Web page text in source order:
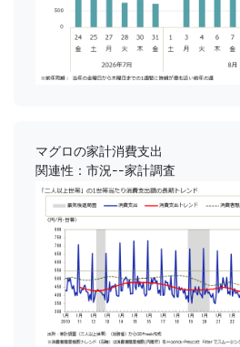
マグロの家計消費支出
関連性：市況--家計調査